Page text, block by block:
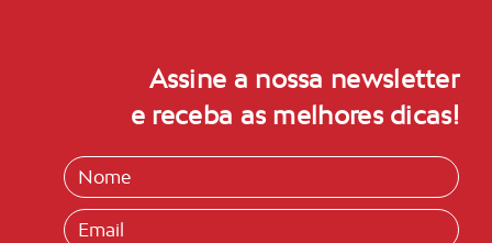
Assine a nossa newsletter
e receba as melhores dicas!